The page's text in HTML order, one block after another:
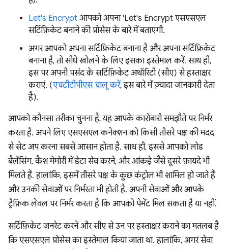
Let's Encrypt आपको अपना 'Let's Encrypt एसएसएल
सर्टिफ़िकेट बनाने की प्रोसेस के बारे में बताएगी.
अगर आपको अपना सर्टिफ़िकेट बनाना है और अपना सर्टिफ़िकेट
बनाना है, तो सीधे खोलने के लिए इसका इस्तेमाल करें. साथ ही,
इस पर अपनी पसंद के सर्टिफ़िकेट अथॉरिटी (सीए) से हस्ताक्षर
कराएं. (एचटीटीपीएस चालू करें, इस बारे में ज़्यादा जानकारी देता
है).
आपको कौनसा तरीका चुनना है, यह आपके कारोबारी समझौते पर निर्भर
करता है. अपने लिए एसएसएल कनेक्शन को किसी तीसरे पक्ष की मदद
से सेट अप करना सबसे आसान होता है. साथ ही, इससे आपको लोड
बैलेंसिंग, कैश मेमोरी में डेटा सेव करने, और आंकड़े जैसे दूसरे फ़ायदे भी
मिलते हैं. हालांकि, इसमें तीसरे पक्ष के कुछ कंट्रोल भी शामिल हो जाते हैं
और उनकी सेवाओं पर निर्भरता भी होती है. अपनी सेवाओं और आपके
ट्रैफ़िक लेवल पर निर्भर करता है कि आपको पेमेंट मिल सकता है या नहीं.
सर्टिफ़िकेट जनरेट करने और सीए से उन पर हस्ताक्षर कराने का मतलब है
कि एसएसएल प्रोसेस का इस्तेमाल किया जाता था. हालांकि, अगर सेवा